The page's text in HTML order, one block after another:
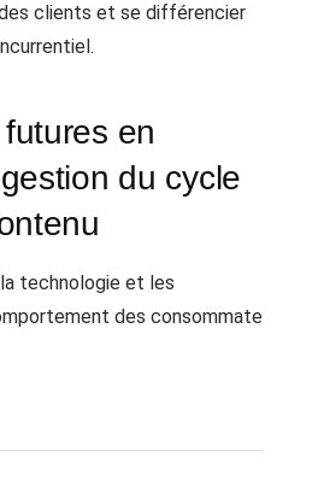
clients et se différencier
en
du cycle
technologie et les
des consommate